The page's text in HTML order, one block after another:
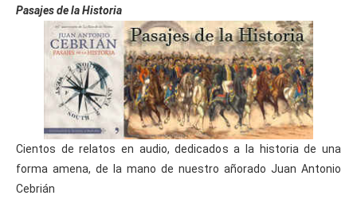
Pasajes de la Historia
Cientos de relatos en audio, dedicados a la historia de una
forma amena, de la mano de nuestro añorado Juan Antonio
Cebrián